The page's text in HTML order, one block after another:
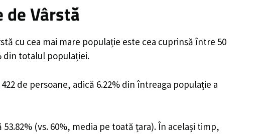
de Vârstă
cu cea mai mare populație este cea cuprinsă între 50
din totalul populației.
de persoane, adică 6.22% din întreaga populație a
(vs. 60%, media pe toată țara). În același timp,